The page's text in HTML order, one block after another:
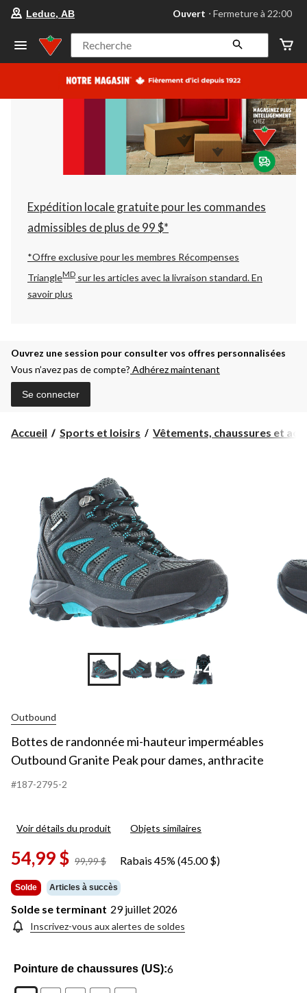
votre
préféré
Leduc,
AB,
courament
Fermeture
à
22:00
cliquer
pour
changer
Leduc, AB Ouvert ⋅ Fermeture à 22:00
Recherche
Expédition locale gratuite pour les commandes
admissibles de plus de 99 $*
*Offre exclusive pour les membres Récompenses
TriangleMD sur les articles avec la livraison standard.En
savoir plus
Ouvrez une session pour consulter vos offres personnalisées
Vous n’avez pas de compte? Adhérez maintenant
Se connecter
Accueil Sports et loisirs Vêtements, chaussures et
+4
Outbound
Bottes de randonnée mi-hauteur imperméables
Outbound Granite Peak pour dames, anthracite
#187-2795-2
Voir détails du produit Objets similaires
54,99 $ 99,99 $
prix
99,99 $
Rabais 45% (45.00 $)
Solde Articles à succès
Solde se terminant 29 juillet 2026
Inscrivez-vous aux alertes de soldes
Pointure de chaussures (US):6